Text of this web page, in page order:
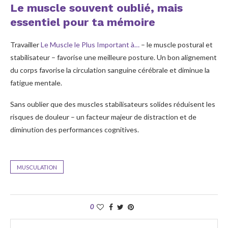
Le muscle souvent oublié, mais
essentiel pour ta mémoire
TravaillerLe Muscle le Plus Important à… – le muscle postural et
stabilisateur – favorise une meilleure posture. Un bon alignement
du corps favorise la circulation sanguine cérébrale et diminue la
fatigue mentale.
Sans oublier que des muscles stabilisateurs solides réduisent les
risques de douleur – un facteur majeur de distraction et de
diminution des performances cognitives.
MUSCULATION
0